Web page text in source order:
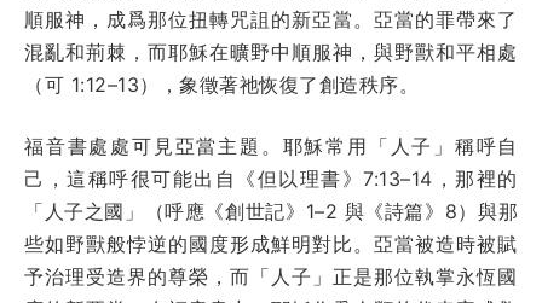
順服神，成爲那位扭轉咒詛的新亞當。亞當的罪帶來了
混亂和荊棘，而耶穌在曠野中順服神，與野獸和平相處
（可 1:12–13），象徵著祂恢復了創造秩序。
福音書處處可見亞當主題。耶穌常用「人子」稱呼自
己，這稱呼很可能出自《但以理書》7:13–14，那裡的
「人子之國」（呼應《創世記》1–2 與《詩篇》8）與那
些如野獸般悖逆的國度形成鮮明對比。亞當被造時被賦
予治理受造界的尊榮，而「人子」正是那位執掌永恆國